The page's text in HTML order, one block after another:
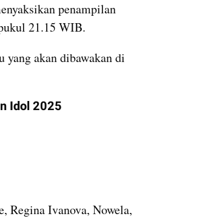
penampilan
21.15 WIB.
yang akan dibawakan di
Idol 2025
Regina Ivanova, Nowela,